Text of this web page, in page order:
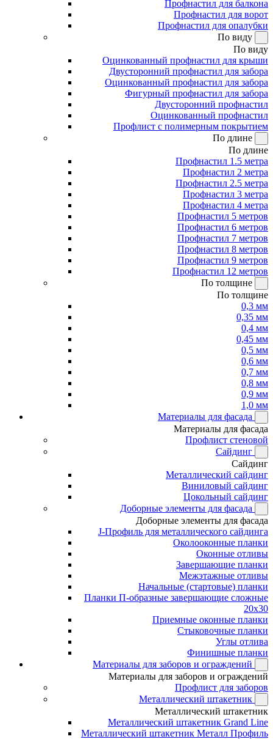
Профнастил для балкона
Профнастил для ворот
Профнастил для опалубки
По виду
По виду
Оцинкованный профнастил для крыши
Двусторонний профнастил для забора
Оцинкованный профнастил для забора
Фигурный профнастил для забора
Двусторонний профнастил
Оцинкованный профнастил
Профлист с полимерным покрытием
По длине
По длине
Профнастил 1.5 метра
Профнастил 2 метра
Профнастил 2.5 метра
Профнастил 3 метра
Профнастил 4 метра
Профнастил 5 метров
Профнастил 6 метров
Профнастил 7 метров
Профнастил 8 метров
Профнастил 9 метров
Профнастил 12 метров
По толщине
По толщине
0,3 мм
0,35 мм
0,4 мм
0,45 мм
0,5 мм
0,6 мм
0,7 мм
0,8 мм
0,9 мм
1,0 мм
Материалы для фасада
Материалы для фасада
Профлист стеновой
Сайдинг
Сайдинг
Металлический сайдинг
Виниловый сайдинг
Цокольный сайдинг
Доборные элементы для фасада
Доборные элементы для фасада
J-Профиль для металлического сайдинга
Околооконные планки
Оконные отливы
Завершающие планки
Межэтажные отливы
Начальные (стартовые) планки
Планки П-образные завершающие сложные
20x30
Приемные оконные планки
Стыковочные планки
Углы отлива
Финишные планки
Материалы для заборов и ограждений
Материалы для заборов и ограждений
Профлист для заборов
Металлический штакетник
Металлический штакетник
Металлический штакетник Grand Line
Металлический штакетник Металл Профиль